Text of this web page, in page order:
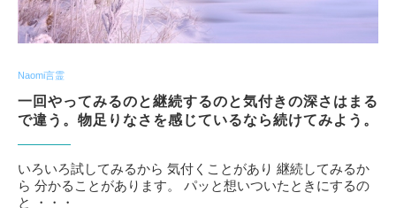
Naomi言霊
一回やってみるのと継続するのと気付きの深さはまる
で違う。物足りなさを感じているなら続けてみよう。
いろいろ試してみるから 気付くことがあり 継続してみるか
ら 分かることがあります。 パッと想いついたときにするの
と ・・・